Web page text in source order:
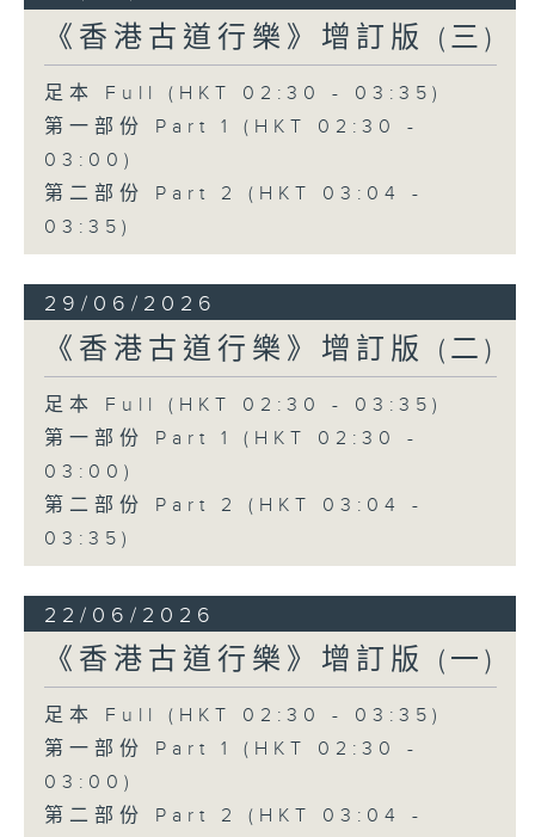
《香港古道行樂》增訂版 (三)
足本 Full (HKT 02:30 - 03:35)
第一部份 Part 1 (HKT 02:30 -
03:00)
第二部份 Part 2 (HKT 03:04 -
03:35)
29/06/2026
《香港古道行樂》增訂版 (二)
足本 Full (HKT 02:30 - 03:35)
第一部份 Part 1 (HKT 02:30 -
03:00)
第二部份 Part 2 (HKT 03:04 -
03:35)
22/06/2026
《香港古道行樂》增訂版 (一)
足本 Full (HKT 02:30 - 03:35)
第一部份 Part 1 (HKT 02:30 -
03:00)
第二部份 Part 2 (HKT 03:04 -